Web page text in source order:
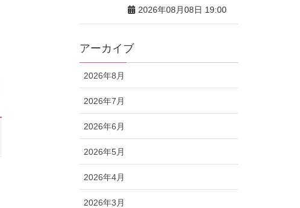
2026年08月08日 19:00
アーカイブ
2026年8月
2026年7月
2026年6月
2026年5月
2026年4月
2026年3月